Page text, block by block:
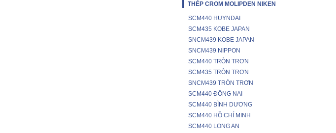
THÉP CROM MOLIPDEN NIKEN
SCM440 HUYNDAI
SCM435 KOBE JAPAN
SNCM439 KOBE JAPAN
SNCM439 NIPPON
SCM440 TRÒN TRƠN
SCM435 TRÒN TRƠN
SNCM439 TRÒN TRƠN
SCM440 ĐỒNG NAI
SCM440 BÌNH DƯƠNG
SCM440 HỒ CHÍ MINH
SCM440 LONG AN